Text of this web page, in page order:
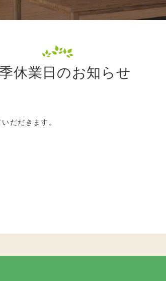
休業日のお知らせ
だだきます。